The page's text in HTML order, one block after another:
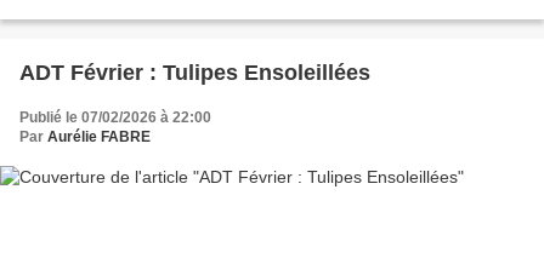
ADT Février : Tulipes Ensoleillées
Publié le 07/02/2026 à 22:00
Par Aurélie FABRE